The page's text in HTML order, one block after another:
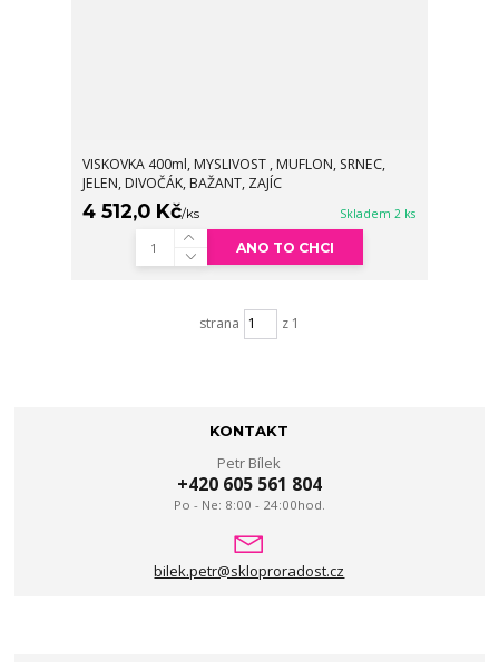
VISKOVKA 400ml, MYSLIVOST , MUFLON, SRNEC,
JELEN, DIVOČÁK, BAŽANT, ZAJÍC
4 512,0 Kč/ks Skladem 2 ks
ANO TO CHCI
strana z 1
KONTAKT
Petr Bílek
+420 605 561 804
Po - Ne: 8:00 - 24:00hod.
bilek.petr@skloproradost.cz